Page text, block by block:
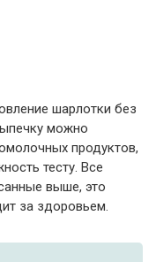
шарлотки без
можно
продуктов,
тесту. Все
выше, это
за здоровьем.